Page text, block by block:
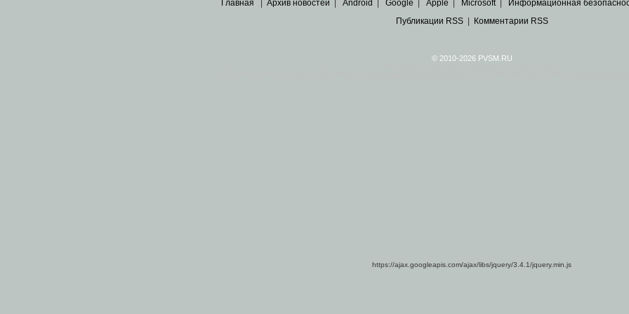
Главная Архив новостей Android Google Apple Microsoft| Информационная
Публикации RSS| Комментарии RSS
© 2010-2026 PVSM.RU
https://ajax.googleapis.com/ajax/libs/jquery/3.4.1/jquery.min.js